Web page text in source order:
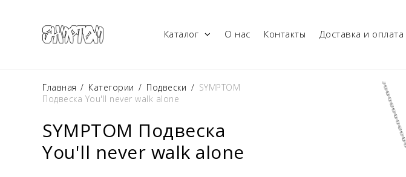
Каталог О нас Контакты Доставка и оплата
Главная / Категории / Подвески / SYMPTOM
Подвеска You'll never walk alone
SYMPTOM Подвеска
You'll never walk alone